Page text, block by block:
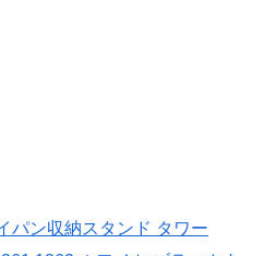
パン収納スタンド タワー